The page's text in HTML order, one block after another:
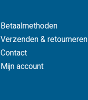
Betaalmethoden
Verzenden & retourneren
Contact
Mijn account